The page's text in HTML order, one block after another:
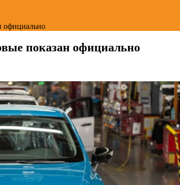
официально
показан официально